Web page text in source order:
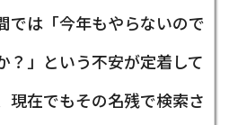
では「今年もやらないので
？」という不安が定着して
現在でもその名残で検索さ